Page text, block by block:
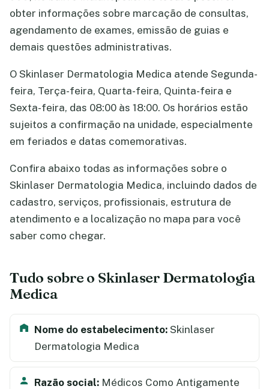
obter informações sobre marcação de consultas,
agendamento de exames, emissão de guias e
demais questões administrativas.
O Skinlaser Dermatologia Medica atende Segunda-
feira, Terça-feira, Quarta-feira, Quinta-feira e
Sexta-feira, das 08:00 às 18:00. Os horários estão
sujeitos a confirmação na unidade, especialmente
em feriados e datas comemorativas.
Confira abaixo todas as informações sobre o
Skinlaser Dermatologia Medica, incluindo dados de
cadastro, serviços, profissionais, estrutura de
atendimento e a localização no mapa para você
saber como chegar.
Tudo sobre o Skinlaser Dermatologia
Medica
Nome do estabelecimento: Skinlaser
Dermatologia Medica
Razão social: Médicos Como Antigamente